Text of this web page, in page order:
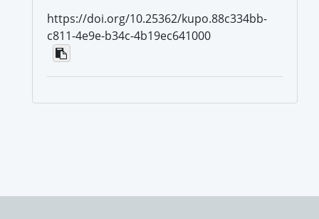
https://doi.org/10.25362/kupo.88c334bb-
c811-4e9e-b34c-4b19ec641000